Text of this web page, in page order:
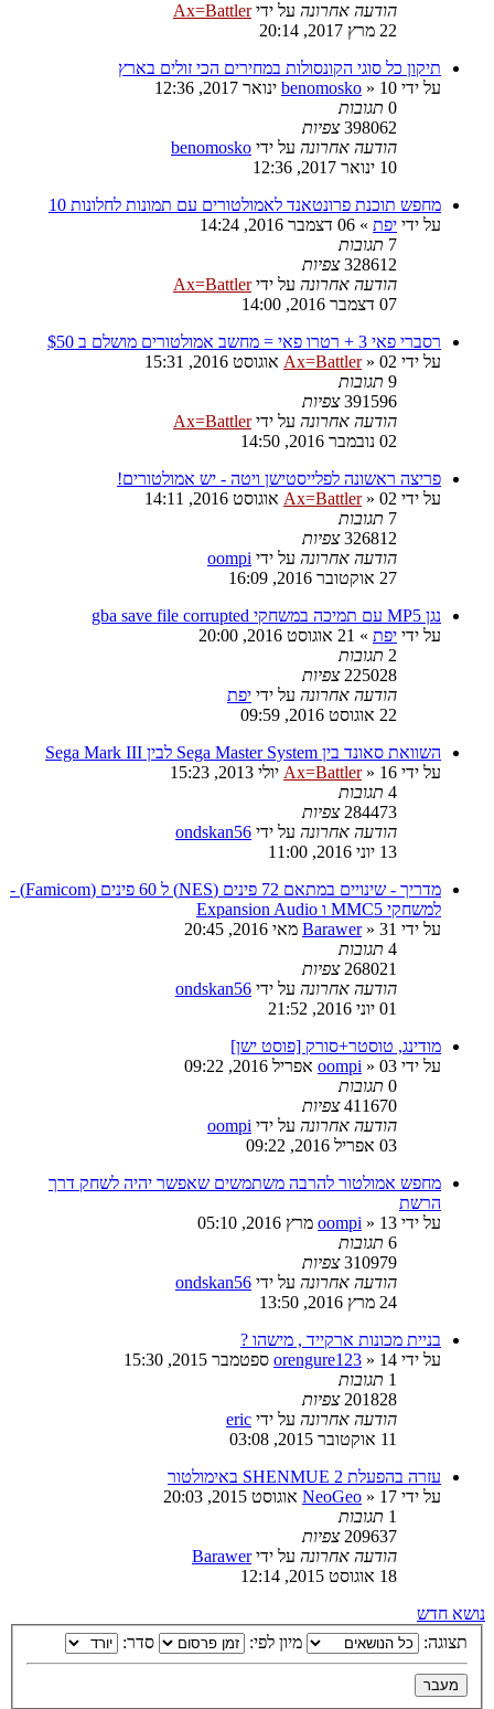
הודעה אחרונה על ידיAx=Battler
22 מרץ 2017, 20:14
תיקון כל סוגי הקונסולות במחירים הכי זולים בארץ
על ידי
benomosko » 10 ינואר 2017, 12:36
0 תגובות
398062 צפיות
הודעה אחרונה על ידי benomosko
10 ינואר 2017, 12:36
מחפש תוכנת פרונטאנד לאמולטורים עם תמונות לחלונות 10
על ידי יפת » 06 דצמבר 2016, 14:24
7 תגובות
328612 צפיות
הודעה אחרונה על ידיAx=Battler
07 דצמבר 2016, 14:00
רסברי פאי 3 + רטרו פאי = מחשב אמולטורים מושלם ב $50
על ידי
Ax=Battler» 02 אוגוסט 2016, 15:31
9 תגובות
391596 צפיות
הודעה אחרונה על ידיAx=Battler
02 נובמבר 2016, 14:50
פריצה ראשונה לפלייסטישן ויטה - יש אמולטורים!
על ידי
Ax=Battler» 02 אוגוסט 2016, 14:11
7 תגובות
326812 צפיות
הודעה אחרונה על ידי oompi
27 אוקטובר 2016, 16:09
נגן MP5 עם תמיכה במשחקי gba save file corrupted
על ידי יפת » 21 אוגוסט 2016, 20:00
2 תגובות
225028 צפיות
הודעה אחרונה על ידי יפת
22 אוגוסט 2016, 09:59
השוואת סאונד בין Sega Master System לבין Sega Mark III
על ידי
Ax=Battler» 16 יולי 2013, 15:23
4 תגובות
284473 צפיות
הודעה אחרונה על ידי ondskan56
13 יוני 2016, 11:00
מדריך - שינויים במתאם 72 פינים (NES) ל 60 פינים (Famicom) -
למשחקי MMC5 ו Expansion Audio
על ידי
Barawer» 31 מאי 2016, 20:45
4 תגובות
268021 צפיות
הודעה אחרונה על ידי ondskan56
01 יוני 2016, 21:52
מודינג, טוסטר+סורק [פוסט ישן]
על ידי
oompi » 03 אפריל 2016, 09:22
0 תגובות
411670 צפיות
הודעה אחרונה על ידי oompi
03 אפריל 2016, 09:22
מחפש אמולטור להרבה משתמשים שאפשר יהיה לשחק דרך
הרשת
על ידי
oompi » 13 מרץ 2016, 05:10
6 תגובות
310979 צפיות
הודעה אחרונה על ידי ondskan56
24 מרץ 2016, 13:50
בניית מכונות ארקייד , מישהו ?
על ידי
orengure123 » 14 ספטמבר 2015, 15:30
1 תגובות
201828 צפיות
הודעה אחרונה על ידי eric
11 אוקטובר 2015, 03:08
עזרה בהפעלת SHENMUE 2 באימולטור
על ידי
NeoGeo » 17 אוגוסט 2015, 20:03
1 תגובות
209637 צפיות
הודעה אחרונה על ידיBarawer
18 אוגוסט 2015, 12:14
נושא חדש
תצוגה:
מיון לפי: סדר: